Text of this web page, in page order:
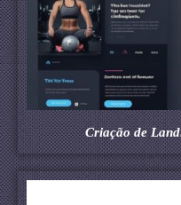
Criação de